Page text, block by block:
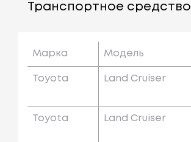
Транспортное средство
Марка Модель
Toyota Land Cruiser
Toyota Land Cruiser